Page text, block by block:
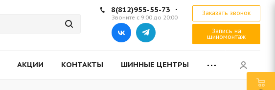
8(812)955-55-73
Звоните с 9:00 до 20:00
Заказать звонок
Запись на
шиномонтаж
АКЦИИ КОНТАКТЫ ШИННЫЕ ЦЕНТРЫ